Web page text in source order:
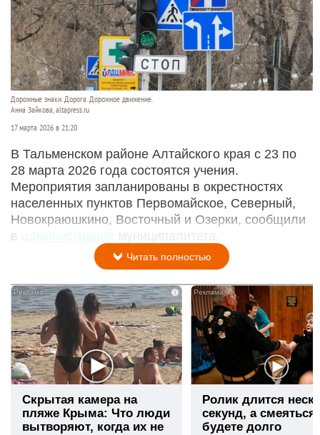
Дорожные знаки. Дорога. Дорожное движение.
Анна Зайкова, altapress.ru
17 марта 2026 в 21:20
В Тальменском районе Алтайского края с 23 по
28 марта 2026 года состоятся учения.
Мероприятия запланированы в окрестностях
населенных пунктов Первомайское, Северный,
Новокраюшкино, Восточный и Озерки, сообщили
в
муниципалитета.
Читать полностью
i
Скрытая камера на
пляже Крыма: Что люди
вытворяют, когда их не
Ролик длится
секунд, а
будете долго